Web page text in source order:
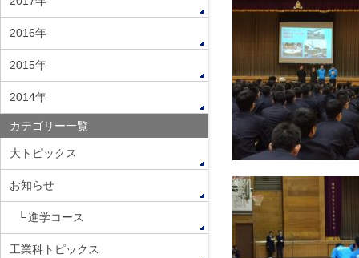
2016年
2015年
2014年
カテゴリー一覧
大トピックス
お知らせ
進学コース
工業科トピックス